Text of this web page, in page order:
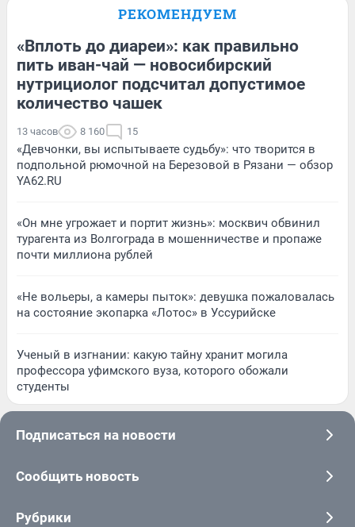
РЕКОМЕНДУЕМ
«Вплоть до диареи»: как правильно
пить иван-чай — новосибирский
нутрициолог подсчитал допустимое
количество чашек
13 часов 8 160 15
«Девчонки, вы испытываете судьбу»: что творится в
подпольной рюмочной на Березовой в Рязани — обзор
YA62.RU
«Он мне угрожает и портит жизнь»: москвич обвинил
турагента из Волгограда в мошенничестве и пропаже
почти миллиона рублей
«Не вольеры, а камеры пыток»: девушка пожаловалась
на состояние экопарка «Лотос» в Уссурийске
Ученый в изгнании: какую тайну хранит могила
профессора уфимского вуза, которого обожали
студенты
Подписаться на новости
Сообщить новость
Рубрики